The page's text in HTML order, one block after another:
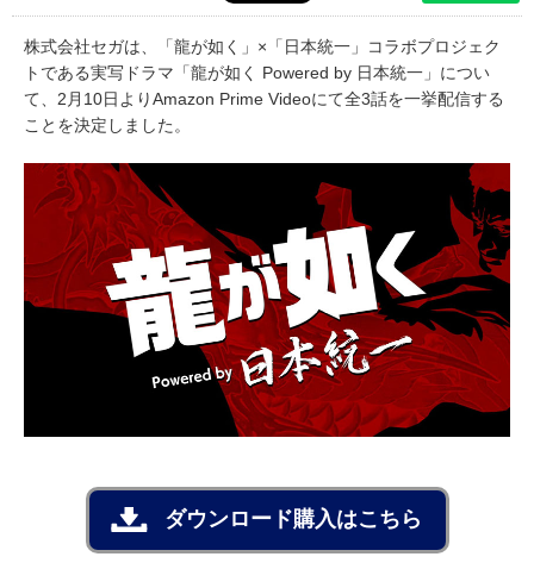
株式会社セガは、「龍が如く」×「日本統一」コラボプロジェク
トである実写ドラマ「龍が如く Powered by 日本統一」につい
て、2月10日よりAmazon Prime Videoにて全3話を一挙配信する
ことを決定しました。
ダウンロード購入はこちら